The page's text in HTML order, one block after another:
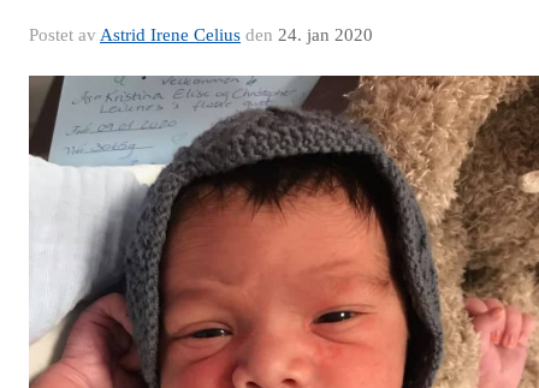
Postet av Astrid Irene Celius den 24. jan 2020